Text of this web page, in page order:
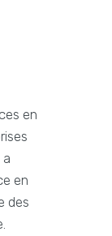
en
a
en
des